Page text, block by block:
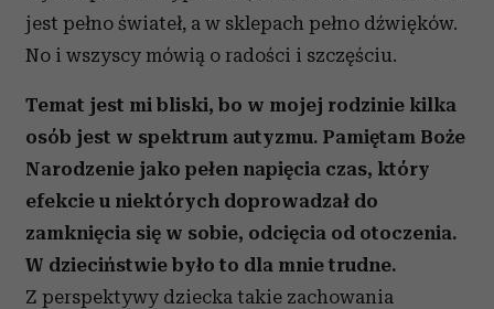
jest pełno świateł, a w sklepach pełno dźwięków.
No i wszyscy mówią o radości i szczęściu.
Temat jest mi bliski, bo w mojej rodzinie kilka
osób jest w spektrum autyzmu. Pamiętam Boże
Narodzenie jako pełen napięcia czas, który
efekcie u niektórych doprowadzał do
zamknięcia się w sobie, odcięcia od otoczenia.
W dzieciństwie było to dla mnie trudne.
Z perspektywy dziecka takie zachowania